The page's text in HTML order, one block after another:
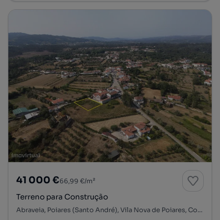
41 000 €66,99 €/m²
Terreno para Construção
Abraveia, Poiares (Santo André), Vila Nova de Poiares, Coimbra